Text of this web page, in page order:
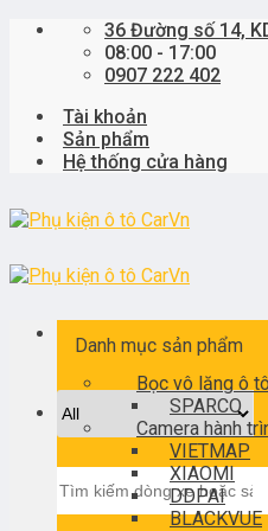
Skip
36 Đường số 14,
08:00 - 17:00
0907 222 402
Tài khoản
Sản phẩm
Hệ thống cửa hàng
kiếm:
Danh mục sản phẩm
Bọc vô lăng ô tô
SPARCO
Camera hành
VIETMAP
XIAOMI
DDPAI
BLACKVUE